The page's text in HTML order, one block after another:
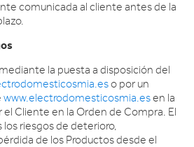
comunicada al cliente antes de la
la puesta a disposición del
o por un
www.electrodomesticosmia.esen la
Cliente en la Orden de Compra. El
riesgos de deterioro,
de los Productos desde el